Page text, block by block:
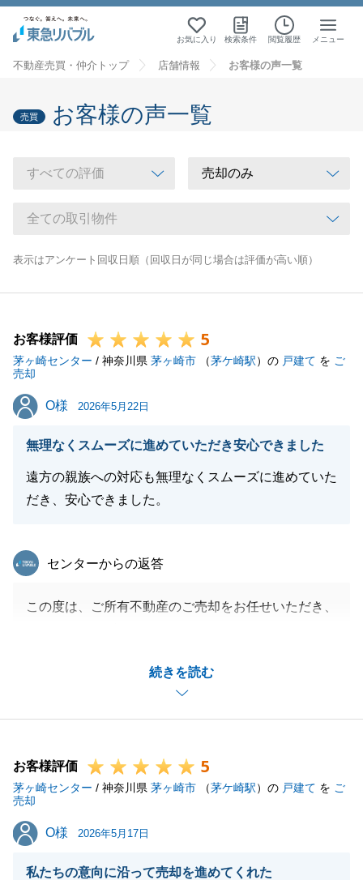
お気に入り 検索条件 閲覧履歴 メニュー
不動産売買・仲介トップ 店舗情報 お客様の声一覧
売買 お客様の声一覧
表示はアンケート回収日順（回収日が同じ場合は評価が高い順）
お客様評価 5
茅ヶ崎センター / 神奈川県 茅ヶ崎市 （茅ケ崎駅）の 戸建て を ご
売却
O様
O様 2026年5月22日
無理なくスムーズに進めていただき安心できました
遠方の親族への対応も無理なくスムーズに進めていた
だき、安心できました。
続きを読む
東急リバブル
センターからの返答
この度は、ご所有不動産のご売却をお任せいただき、
しく思っております。
また、O様はお忙しい中でも、こちらのお願いごとに
快くご対応いただけたことで、スムーズにお進みいた
これからも、お客様に安心してお任せいただけるよう
精進してまいります。
今後も何かお手伝いできることがございましたら、お
気軽にご連絡いただけますと幸いです。
お客様評価 5
茅ヶ崎センター / 神奈川県 茅ヶ崎市 （茅ケ崎駅）の 戸建て を ご
売却
O様
O様 2026年5月17日
私たちの意向に沿って売却を進めてくれた